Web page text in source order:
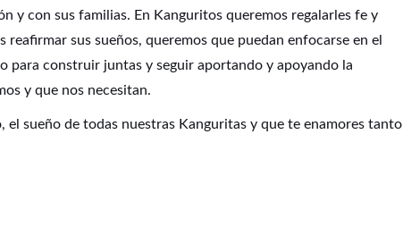
y con sus familias. En Kanguritos queremos regalarles fe y
reafirmar sus sueños, queremos que puedan enfocarse en el
para construir juntas y seguir aportando y apoyando la
y que nos necesitan.
el sueño de todas nuestras Kanguritas y que te enamores tanto